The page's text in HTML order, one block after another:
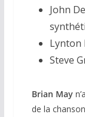
John
Lynton
Steve
Brian May
de la